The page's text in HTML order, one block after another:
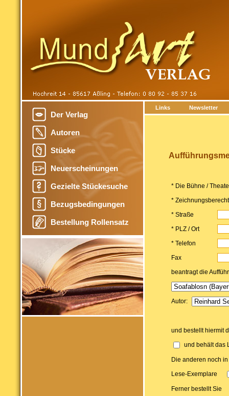
Der Verlag
Autoren
Stücke
Neuerscheinungen
Gezielte Stückesuche
Bezugsbedingungen
Bestellung Rollensatz
Links Newsletter
* Die Bühne /
*
* Straße
* PLZ / Ort
* Telefon
Fax
beantragt die
Autor:
und bestellt hiermit
und behält das
Die anderen noch
Lese-Exemplare
Ferner bestellt Sie